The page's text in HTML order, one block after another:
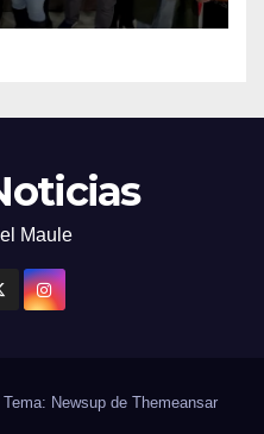
Maule
Tema: Newsup de Themeansar